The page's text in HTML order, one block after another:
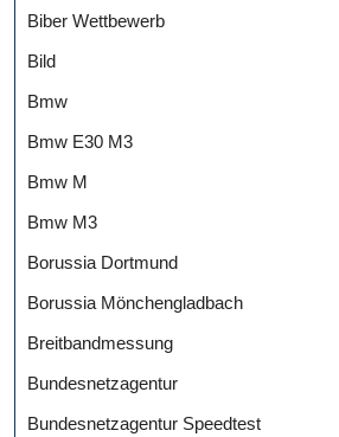
Biber Wettbewerb
Bild
Bmw
Bmw E30 M3
Bmw M
Bmw M3
Borussia Dortmund
Borussia Mönchengladbach
Breitbandmessung
Bundesnetzagentur
Bundesnetzagentur Speedtest